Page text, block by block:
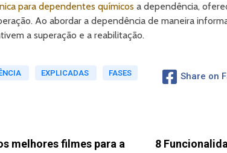
para dependentes químicos a dependência,
Ao abordar a dependência de maneira
a superação e a reabilitação.
EXPLICADAS
FASES
Share on
melhores filmes para a
8